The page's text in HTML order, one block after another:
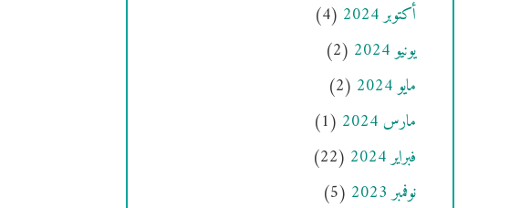
أكتوبر 2024
(4)
يونيو 2024
(2)
مايو 2024
(2)
مارس 2024
(1)
فبراير 2024
(22)
نوفمبر 2023
(5)